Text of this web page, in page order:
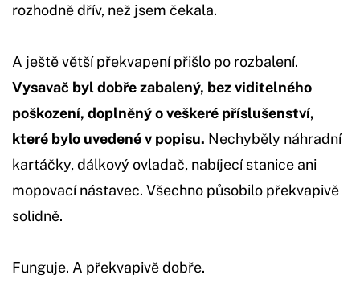
rozhodně dřív, než jsem čekala.
A ještě větší překvapení přišlo po rozbalení.
Vysavač byl dobře zabalený, bez viditelného
poškození, doplněný o veškeré příslušenství,
které bylo uvedené v popisu. Nechyběly náhradní
kartáčky, dálkový ovladač, nabíjecí stanice ani
mopovací nástavec. Všechno působilo překvapivě
solidně.
Funguje. A překvapivě dobře.